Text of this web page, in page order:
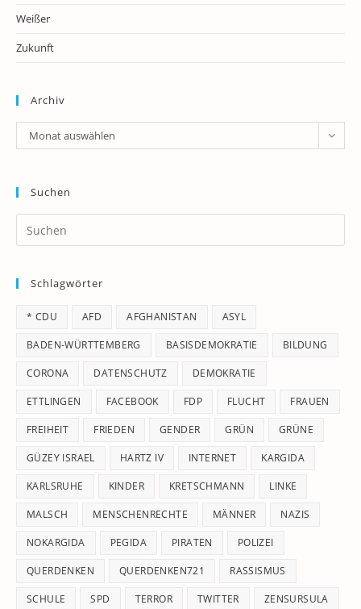
Weißer
Zukunft
Archiv
Archiv
Monat auswählen
Suchen
Schlagwörter
* CDU AFD AFGHANISTAN ASYL
BADEN-WÜRTTEMBERG BASISDEMOKRATIE BILDUNG
CORONA DATENSCHUTZ DEMOKRATIE
ETTLINGEN FACEBOOK FDP FLUCHT FRAUEN
FREIHEIT FRIEDEN GENDER GRÜN GRÜNE
GÜZEY ISRAEL HARTZ IV INTERNET KARGIDA
KARLSRUHE KINDER KRETSCHMANN LINKE
MALSCH MENSCHENRECHTE MÄNNER NAZIS
NOKARGIDA PEGIDA PIRATEN POLIZEI
QUERDENKEN QUERDENKEN721 RASSISMUS
SCHULE SPD TERROR TWITTER ZENSURSULA